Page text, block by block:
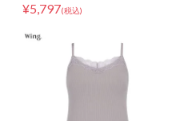
トップ ノースリーブ 環境配慮
¥5,797(税込)